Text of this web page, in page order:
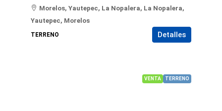
Morelos, Yautepec, La Nopalera, La Nopalera,
Yautepec, Morelos
TERRENO Detalles
VENTA TERRENO